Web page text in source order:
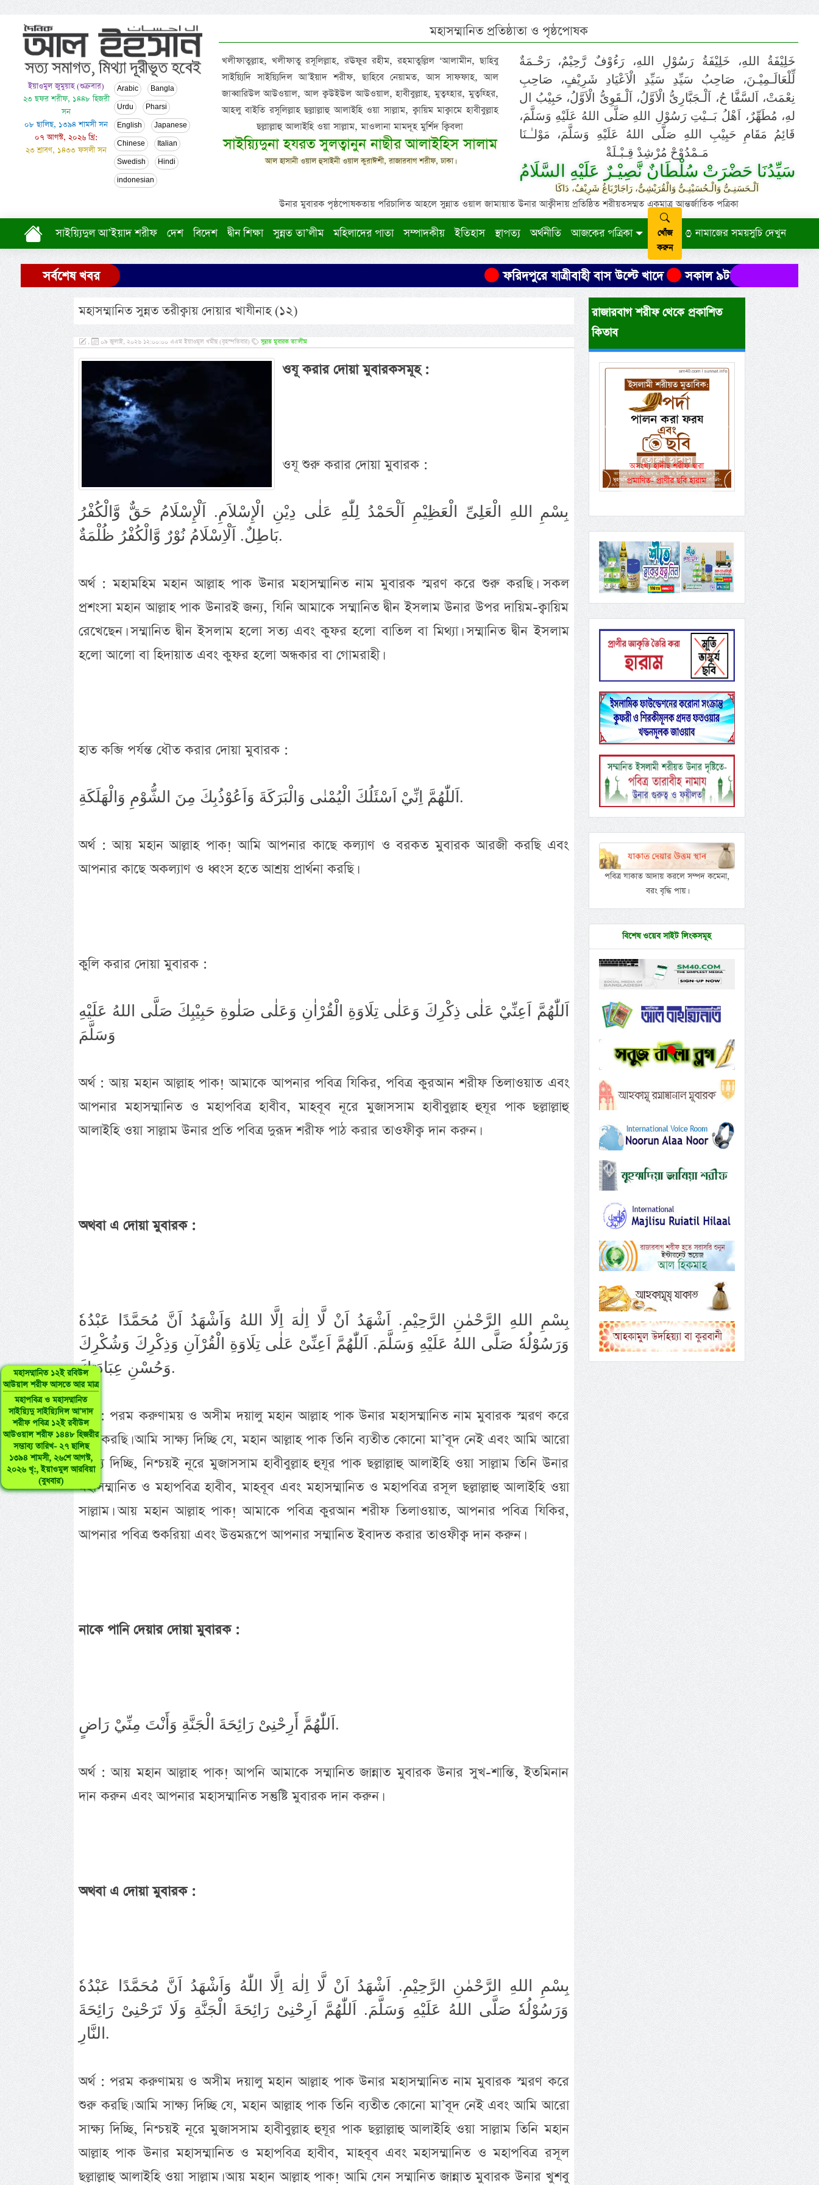
ইয়াওমুল জুমুয়াহ (শুক্রবার)
২৩ ছফর শরীফ, ১৪৪৮ হিজরী
সন
০৮ ছালিছ, ১৩৯৪ শামসী সন
০৭ আগস্ট, ২০২৬ খ্রি:
২৩ শ্রাবণ, ১৪৩৩ ফসলী সন
Arabic Bangla
Urdu Pharsi
English Japanese
Chinese Italian
Swedish Hindi
indonesian
মহাসম্মানিত প্রতিষ্ঠাতা ও পৃষ্ঠপোষক
খলীফাতুল্লাহ, খলীফাতু রসূলিল্লাহ, রঊফুর রহীম, রহমাতুল্লিল ‘আলামীন, ছাহিবু
সাইয়্যিদি সাইয়্যিদিল আ’ইয়াদ শরীফ, ছাহিবে নেয়ামত, আস সাফফাহ, আল
জাব্বারিউল আউওয়াল, আল ক্বউইউল আউওয়াল, হাবীবুল্লাহ, মুত্বহ্হার, মুত্বহ্হির,
আহলু বাইতি রসূলিল্লাহ ছল্লাল্লাহু আলাইহি ওয়া সাল্লাম, ক্বায়িম মাক্বামে হাবীবুল্লাহ
ছল্লাল্লাহু আলাইহি ওয়া সাল্লাম, মাওলানা মামদূহ মুর্শিদ ক্বিবলা
সাইয়্যিদুনা হযরত সুলত্বানুন নাছীর আলাইহিস সালাম
আল হাসানী ওয়াল হুসাইনী ওয়াল কুরাঈশী, রাজারবাগ শরীফ, ঢাকা।
خَلِيْفَةُ اللهِ، خَلِيْفَةُ رَسُوْلِ اللهِ، رَءُوْفٌ رَّحِيْمٌ، رَحْـمَةٌ
لِّلْعَالَـمِيْـنَ، صَاحِبُ سَيِّدِ سَيِّدِ الْاَعْيَادِ شَرِيْفٍ، صَاحِبِ
نِعْمَتْ، اَلسَّفَّا حُ، اَلْـجَبَّارِىُّ الْاَوَّلُ، اَلْـقَوِىُّ الْاَوَّلُ، حَبِيْبُ ال
لهِ، مُطَهِّرٌ، اَهْلُ بَــيْتِ رَسُوْلِ اللهِ صَلَّى اللهُ عَلَيْهِ وَسَلَّمَ،
قَائِمُ مَقَامِ حَبِيْبِ اللهِ صَلَّى اللهُ عَلَيْهِ وَسَلَّمَ، مَوْلـٰـنَا
مَـمْدُوْحْ مُرْشِدْ قِـبْـلَةْ
سَيِّدُنَا حَضْرَتْ سُلْطَانٌ نَّصِيْـرٌ عَلَيْهِ السَّلَامُ
اَلْـحَسَنِـىُّ وَالْـحُسَيْنِـىُّ وَالْقُرَيْشِىُّ، رَاجَارْبَاغُ شَرِيْفٌ، دَاكَا
উনার মুবারক পৃষ্ঠপোষকতায় পরিচালিত আহলে সুন্নাত ওয়াল জামায়াত উনার আক্বীদায় প্রতিষ্ঠিত শরীয়তসম্মত একমাত্র আন্তর্জাতিক পত্রিকা
সাইয়্যিদুল আ’ইয়াদ শরীফ দেশ বিদেশ দ্বীন শিক্ষা সুন্নত তা’লীম মহিলাদের পাতা সম্পাদকীয় ইতিহাস স্থাপত্য অর্থনীতি আজকের পত্রিকা
খোঁজ
করুন
নামাজের সময়সুচি দেখুন
সর্বশেষ খবর ফরিদপুরে যাত্রীবাহী বাস উল্টে খাদে সকাল ৯টার মধ্যে যেসব জেলায় ৬০
মহাসম্মানিত ১২ই রবিউল
আউয়াল শরীফ আসতে আর মাত্র
মহাপবিত্র ও মহাসম্মানিত
সাইয়্যিদু সাইয়্যিদিল আ’দাদ
শরীফ পবিত্র ১২ই রবীউল
আউওয়াল শরীফ ১৪৪৮ হিজরীর
সম্ভাব্য তারিখ- ২৭ ছালিছ
১৩৯৪ শামসী, ২৬শে আগস্ট,
২০২৬ খৃ:, ইয়াওমুল আরবিয়া
(বুধবার)
মহাসম্মানিত সুন্নত তরীক্বায় দোয়ার খাযীনাহ (১২)
, ০৯ জুলাই, ২০২৬ ১২:০০:০০ এএম ইয়াওমুল খমীছ (বৃহস্পতিবার) সুন্নত মুবারক তা’লীম
ওযূ করার দোয়া মুবারকসমূহ :
ওযূ শুরু করার দোয়া মুবারক :
بِسْمِ اللهِ الْعَلِىِّ الْعَظِيْمِ اَلْحَمْدُ لِلّٰهِ عَلٰى دِيْنِ الْإِسْلاَمِ. اَلْإِسْلَامُ حَقٌّ وَّالْكُفْرُ
بَاطِلٌ. اَلْاِسْلَامُ نُوْرٌ وَّالْكُفْرُ ظُلْمَةٌ.
অর্থ : মহামহিম মহান আল্লাহ পাক উনার মহাসম্মানিত নাম মুবারক স্মরণ করে শুরু করছি। সকল
প্রশংসা মহান আল্লাহ পাক উনারই জন্য, যিনি আমাকে সম্মানিত দ্বীন ইসলাম উনার উপর দায়িম-ক্বায়িম
রেখেছেন। সম্মানিত দ্বীন ইসলাম হলো সত্য এবং কুফর হলো বাতিল বা মিথ্যা। সম্মানিত দ্বীন ইসলাম
হলো আলো বা হিদায়াত এবং কুফর হলো অন্ধকার বা গোমরাহী।
হাত কব্জি পর্যন্ত ধৌত করার দোয়া মুবারক :
اَللّٰهُمَّ اِنِّيْ اَسْئَلُكَ الْيُمْنٰى وَالْبَرَكَةَ وَاَعُوْذُبِكَ مِنَ الشُّوْمِ وَالْهَلَكَةِ.
অর্থ : আয় মহান আল্লাহ পাক! আমি আপনার কাছে কল্যাণ ও বরকত মুবারক আরজী করছি এবং
আপনার কাছে অকল্যাণ ও ধ্বংস হতে আশ্রয় প্রার্থনা করছি।
কুলি করার দোয়া মুবারক :
اَللّٰهُمَّ اَعِنِّيْ عَلٰى ذِكْرِكَ وَعَلٰى تِلَاوَةِ الْقُرْاٰنِ وَعَلٰى صَلٰوةِ حَبِيْبِكَ صَلَّى اللهُ عَلَيْهِ
وَسَلَّمَ
অর্থ : আয় মহান আল্লাহ পাক! আমাকে আপনার পবিত্র যিকির, পবিত্র কুরআন শরীফ তিলাওয়াত এবং
আপনার মহাসম্মানিত ও মহাপবিত্র হাবীব, মাহবূব নূরে মুজাসসাম হাবীবুল্লাহ হুযূর পাক ছল্লাল্লাহু
আলাইহি ওয়া সাল্লাম উনার প্রতি পবিত্র দুরূদ শরীফ পাঠ করার তাওফীক্ব দান করুন।
অথবা এ দোয়া মুবারক :
بِسْمِ اللهِ الرَّحْمٰنِ الرَّحِيْمِ. اَشْهَدُ اَنْ لَّا اِلٰهَ اِلَّا اللهُ وَاَشْهَدُ اَنَّ مُحَمَّدًا عَبْدُهٗ
وَرَسُوْلُهٗ صَلَّى اللهُ عَلَيْهِ وَسَلَّمَ. اَللّٰهُمَّ اَعِنِّىْ عَلٰى تِلَاوَةِ الْقُرْآنِ وَذِكْرِكَ وَشُكْرِكَ
وَحُسْنِ عِبَادَتِكَ.
অর্থ : পরম করুণাময় ও অসীম দয়ালু মহান আল্লাহ পাক উনার মহাসম্মানিত নাম মুবারক স্মরণ করে
শুরু করছি। আমি সাক্ষ্য দিচ্ছি যে, মহান আল্লাহ পাক তিনি ব্যতীত কোনো মা’বূদ নেই এবং আমি আরো
সাক্ষ্য দিচ্ছি, নিশ্চয়ই নূরে মুজাসসাম হাবীবুল্লাহ হুযূর পাক ছল্লাল্লাহু আলাইহি ওয়া সাল্লাম তিনি উনার
মহাসম্মানিত ও মহাপবিত্র হাবীব, মাহবূব এবং মহাসম্মানিত ও মহাপবিত্র রসূল ছল্লাল্লাহু আলাইহি ওয়া
সাল্লাম। আয় মহান আল্লাহ পাক! আমাকে পবিত্র কুরআন শরীফ তিলাওয়াত, আপনার পবিত্র যিকির,
আপনার পবিত্র শুকরিয়া এবং উত্তমরূপে আপনার সম্মানিত ইবাদত করার তাওফীক্ব দান করুন।
নাকে পানি দেয়ার দোয়া মুবারক :
اَللّٰهُمَّ أَرِحْنِىْ رَائِحَةَ الْجَنَّةِ وَأَنْتَ مِنِّيْ رَاضٍ.
অর্থ : আয় মহান আল্লাহ পাক! আপনি আমাকে সম্মানিত জান্নাত মুবারক উনার সুখ-শান্তি, ইতমিনান
দান করুন এবং আপনার মহাসম্মানিত সন্তুষ্টি মুবারক দান করুন।
অথবা এ দোয়া মুবারক :
بِسْمِ اللهِ الرَّحْمٰنِ الرَّحِيْمِ. اَشْهَدُ اَنْ لَّا اِلٰهَ اِلَّا اللّٰهُ وَاَشْهَدُ اَنَّ مُحَمَّدًا عَبْدُهٗ
وَرَسُوْلُهٗ صَلَّى اللهُ عَلَيْهِ وَسَلَّمَ. اَللّٰهُمَّ اَرِحْنِىْ رَائِحَةَ الْجَنَّةِ وَلَا تَرَحْنِىْ رَائِحَةَ
النَّارِ.
অর্থ : পরম করুণাময় ও অসীম দয়ালু মহান আল্লাহ পাক উনার মহাসম্মানিত নাম মুবারক স্মরণ করে
শুরু করছি। আমি সাক্ষ্য দিচ্ছি যে, মহান আল্লাহ পাক তিনি ব্যতীত কোনো মা’বূদ নেই এবং আমি আরো
সাক্ষ্য দিচ্ছি, নিশ্চয়ই নূরে মুজাসসাম হাবীবুল্লাহ হুযূর পাক ছল্লাল্লাহু আলাইহি ওয়া সাল্লাম তিনি মহান
আল্লাহ পাক উনার মহাসম্মানিত ও মহাপবিত্র হাবীব, মাহবূব এবং মহাসম্মানিত ও মহাপবিত্র রসূল
ছল্লাল্লাহু আলাইহি ওয়া সাল্লাম। আয় মহান আল্লাহ পাক! আমি যেন সম্মানিত জান্নাত মুবারক উনার খুশবু
রাজারবাগ শরীফ থেকে প্রকাশিত
কিতাব
একই রানওয়েতে সামরিক-
বেসামরিক ফ্লাইট!
পবিত্র যাকাত আদায় করলে সম্পদ কমেনা,
বরং বৃদ্ধি পায়।
বিশেষ ওয়েব সাইট লিংকসমূহ